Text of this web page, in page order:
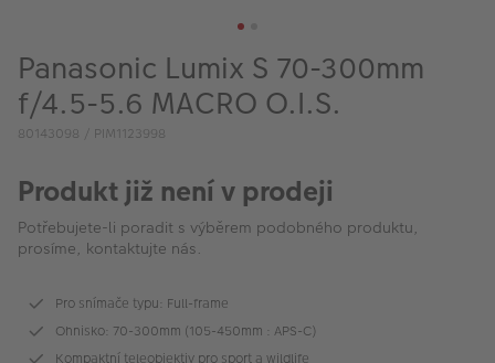
FOTO BAZAR
Akce a slevy
Fotoprodukty
Panasonic Lumix S 70-300mm
f/4.5-5.6 MACRO O.I.S.
80143098 / PIM1123998
Produkt již není v prodeji
Potřebujete-li poradit s výběrem podobného produktu,
prosíme, kontaktujte nás.
Pro snímače typu: Full-frame
Ohnisko: 70-300mm (105-450mm : APS-C)
Kompaktní teleobjektiv pro sport a wildlife